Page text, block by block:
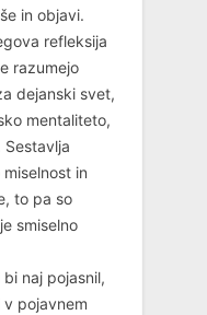
in objavi.
refleksija
razumejo
dejanski svet,
mentaliteto,
in
to pa so
smiselno
naj pojasnil,
v pojavnem